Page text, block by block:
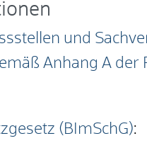
und
Anhang A
(BImSchG):